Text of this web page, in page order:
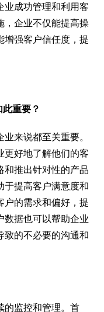
业成功管理和利用客
，企业不仅能提高操
增强客户信任度，提
重要？
来说都至关重要。
更好地了解他们的客
和推出针对性的产品
于提高客户满意度和
户的需求和偏好，提
数据也可以帮助企业
致的不必要的沟通和
的监控和管理。首